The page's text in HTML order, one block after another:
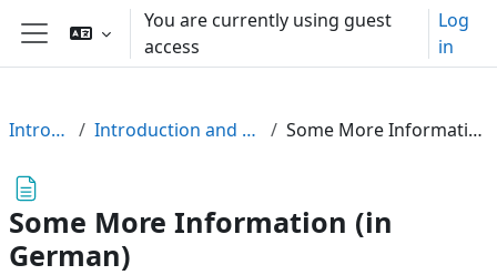
Skip to main content
Side panel
You are currently using guest
access
Log
in
IntroPar26 Introduction and Organization Some More Information (in German)
Some More Information (in
German)